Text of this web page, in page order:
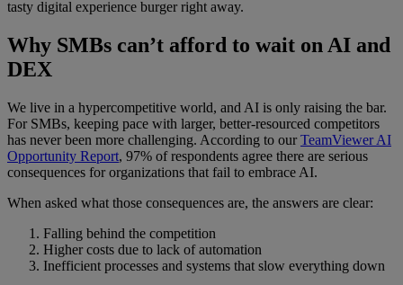
tasty digital experience burger right away.
Why SMBs can’t afford to wait on AI and
DEX
We live in a hypercompetitive world, and AI is only raising the bar.
For SMBs, keeping pace with larger, better-resourced competitors
has never been more challenging. According to ourTeamViewer AI
Opportunity Report, 97% of respondents agree there are serious
consequences for organizations that fail to embrace AI.
When asked what those consequences are, the answers are clear:
Falling behind the competition
Higher costs due to lack of automation
Inefficient processes and systems that slow everything down